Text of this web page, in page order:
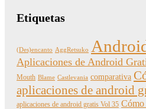
Etiquetas
(Des)encanto AggRetsuko
Aplicaciones de Android
Mouth Blame Castlevania comparativa
aplicaciones de android
aplicaciones de android gratis Vol 35 Cómo